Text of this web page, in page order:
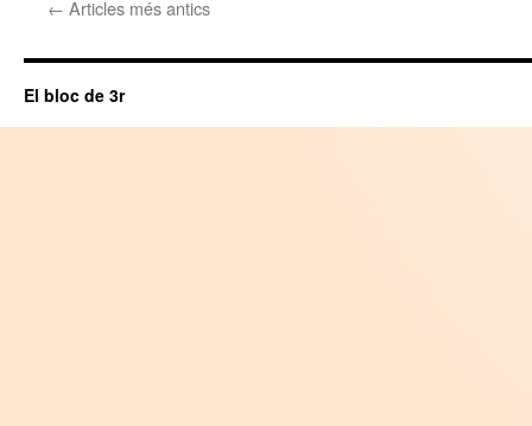
← Articles més antics
El bloc de 3r